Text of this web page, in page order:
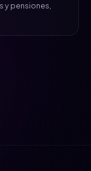
pensiones,